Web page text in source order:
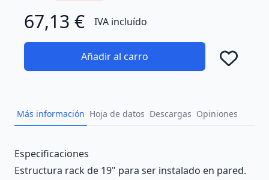
67,13 € IVA incluído
Añadir al carro
Más información Hoja de datos Descargas Opiniones
Description
Especificaciones
Estructura rack de 19" para ser instalado en pared.